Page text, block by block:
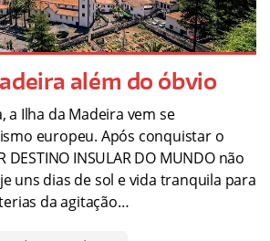
além do óbvio
a Ilha da Madeira vem se
europeu. Após conquistar o
DESTINO INSULAR DO MUNDO não
uns dias de sol e vida tranquila para
da agitação…